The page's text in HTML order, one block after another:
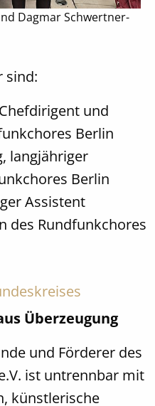
Dagmar Schwertner-
sind:
und
Berlin
langjähriger
Berlin
Assistent
des Rundfunkchores
Überzeugung
und Förderer des
ist untrennbar mit
künstlerische